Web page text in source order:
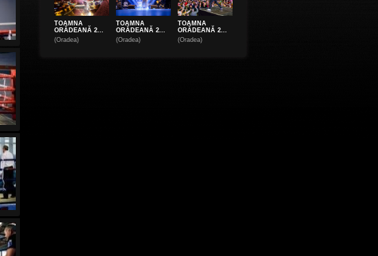
TOAMNA
ORĂDEANĂ 2...
(Oradea)
TOAMNA
ORĂDEANĂ 2...
(Oradea)
TOAMNA
ORĂDEANĂ 2...
(Oradea)